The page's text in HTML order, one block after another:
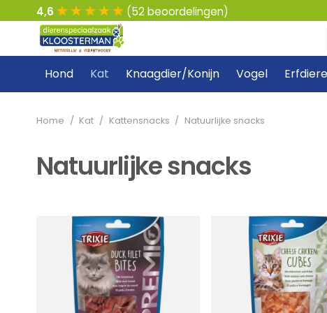
4,6 (52 beoordelingen)
Hond Kat Knaagdier/Konijn Vogel
Home / Kat / Kattensnacks / Natuurlijke snacks
Natuurlijke snacks